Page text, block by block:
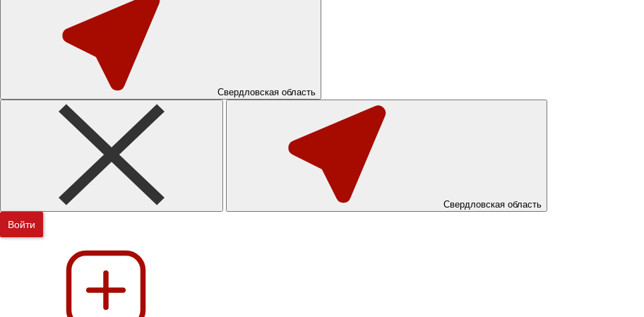
Свердловская область
Свердловская область
Войти